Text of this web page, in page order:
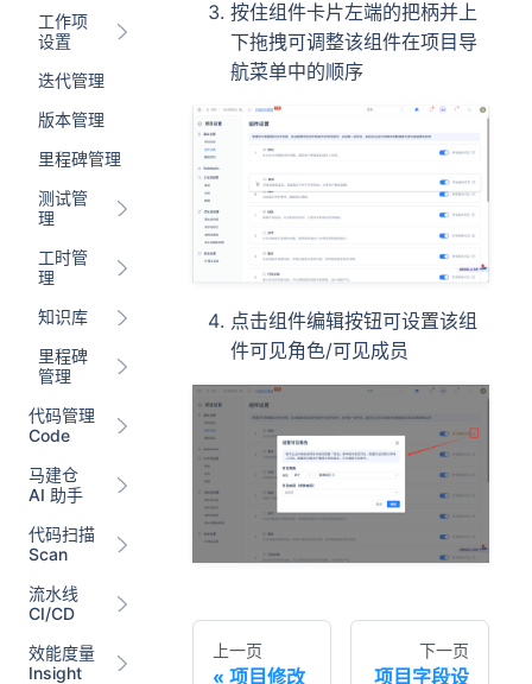
工作项
设置
迭代管理
版本管理
里程碑管理
测试管
理
工时管
理
知识库
里程碑
管理
代码管理
Code
马建仓
AI 助手
代码扫描
Scan
流水线
CI/CD
效能度量
Insight
按住组件卡片左端的把柄并上
下拖拽可调整该组件在项目导
航菜单中的顺序
点击组件编辑按钮可设置该组
件可见角色/可见成员
上一页
项目修改
下一页
项目字段设